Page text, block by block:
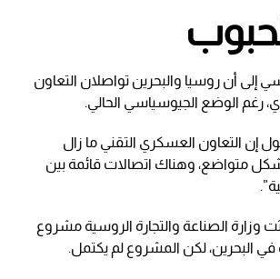
إلى أن روسيا والبحرين تواصلان التعاون
رغم الوضع الجيوسياسي الحالي.
إن التعاون العسكري التقني ما زال
متواضع، وهناك اتصالات قائمة بين
بحثت وزارة الصناعة والتجارة الروسية مشروع
في البحرين، لكن المشروع لم يكتمل.